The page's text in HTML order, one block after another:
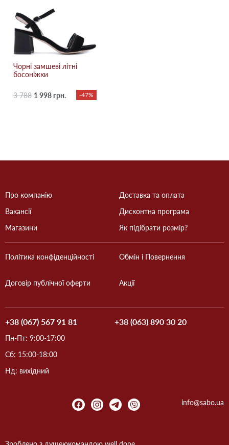
Чорні замшеві літні
босоніжки
3 788 1 998 грн. -47%
Про компанію
Вакансії
Магазини
Доставка та оплата
Дисконтна програма
Як підібрати розмір?
Політика конфіденційності
Договір публічної оферти
Обмін і Повернення
Акції
+38 (067) 567 91 81 +38 (063) 890 30 20
Пн-Пт: 9:00-17:00
Сб: 15:00-18:00
Нд: вихідний
info@sabo.ua